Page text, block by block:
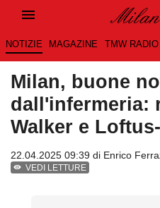
NOTIZIE MAGAZINE TMW RADIO
Milan, buone
dall'infermeria:
Walker e
22.04.2025 09:39 di Enrico
VEDI LETTURE